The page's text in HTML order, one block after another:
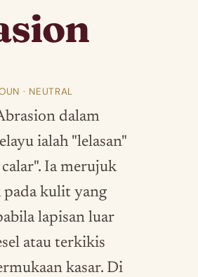
· NEUTRAL
dalam
ialah "lelasan"
Ia merujuk
pada kulit yang
lapisan luar
atau terkikis
kasar. Di